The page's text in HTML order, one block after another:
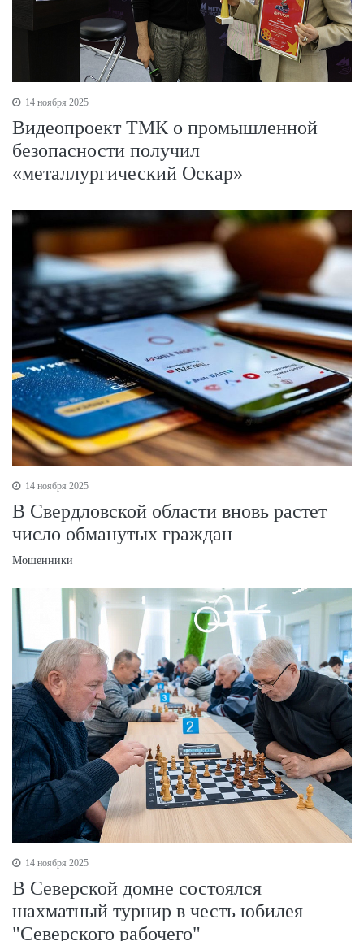
14 ноября 2025
Видеопроект ТМК о промышленной
безопасности получил
«металлургический Оскар»
14 ноября 2025
В Свердловской области вновь растет
число обманутых граждан
Мошенники
14 ноября 2025
В Северской домне состоялся
шахматный турнир в честь юбилея
"Северского рабочего"